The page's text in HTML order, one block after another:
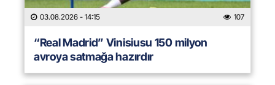
03.08.2026 - 14:15 107
“Real Madrid” Vinisiusu 150 milyon
avroya satmağa hazırdır